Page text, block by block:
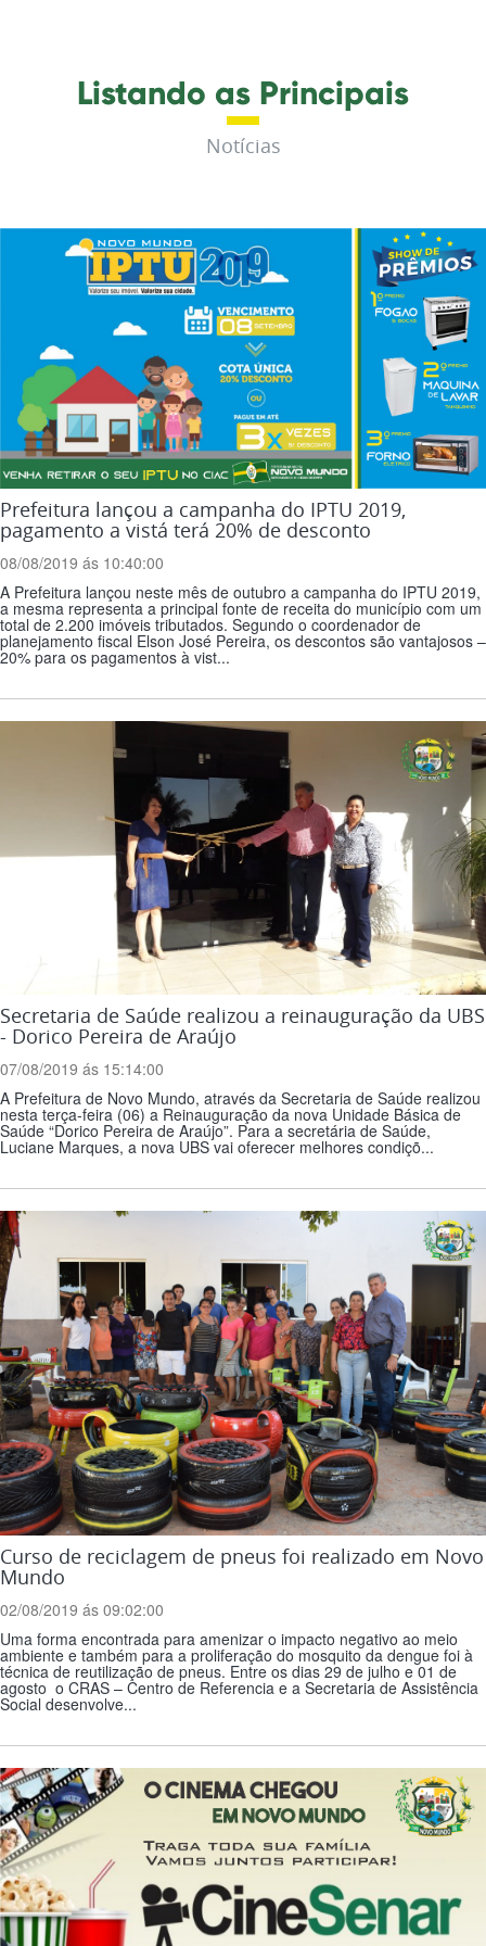
Listando as Principais
Notícias
Prefeitura lançou a campanha do IPTU 2019,
pagamento a vistá terá 20% de desconto
08/08/2019 ás 10:40:00
A Prefeitura lançou neste mês de outubro a campanha do IPTU 2019,
a mesma representa a principal fonte de receita do município com um
total de 2.200 imóveis tributados. Segundo o coordenador de
planejamento fiscal Elson José Pereira, os descontos são vantajosos –
20% para os pagamentos à vist...
Secretaria de Saúde realizou a reinauguração da UBS
- Dorico Pereira de Araújo
07/08/2019 ás 15:14:00
A Prefeitura de Novo Mundo, através da Secretaria de Saúde realizou
nesta terça-feira (06) a Reinauguração da nova Unidade Básica de
Saúde “Dorico Pereira de Araújo”. Para a secretária de Saúde,
Luciane Marques, a nova UBS vai oferecer melhores condiçõ...
Curso de reciclagem de pneus foi realizado em Novo
Mundo
02/08/2019 ás 09:02:00
Uma forma encontrada para amenizar o impacto negativo ao meio
ambiente e também para a proliferação do mosquito da dengue foi à
técnica de reutilização de pneus. Entre os dias 29 de julho e 01 de
agosto o CRAS – Centro de Referencia e a Secretaria de Assistência
Social desenvolve...